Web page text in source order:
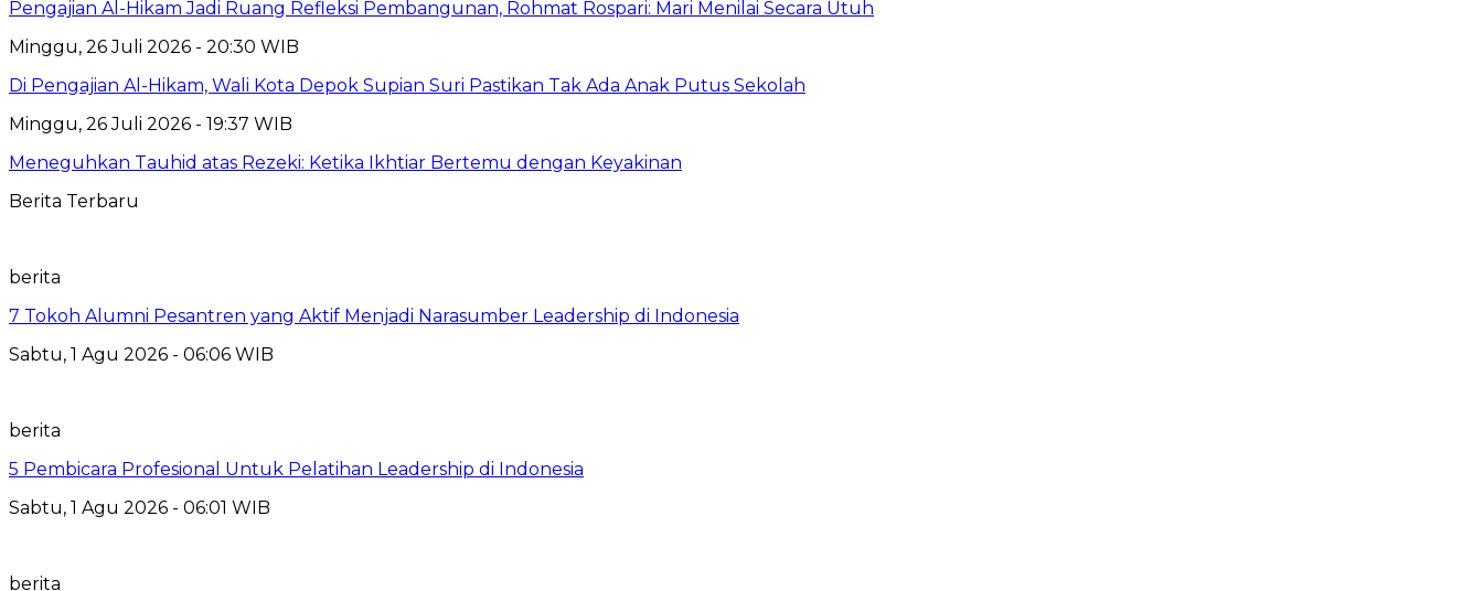
Pengajian Al-Hikam Jadi Ruang Refleksi Pembangunan, Rohmat Rospari: Mari Menilai Secara Utuh
Minggu, 26 Juli 2026 - 20:30 WIB
Di Pengajian Al-Hikam, Wali Kota Depok Supian Suri Pastikan Tak Ada Anak Putus Sekolah
Minggu, 26 Juli 2026 - 19:37 WIB
Meneguhkan Tauhid atas Rezeki: Ketika Ikhtiar Bertemu dengan Keyakinan
Berita Terbaru
berita
7 Tokoh Alumni Pesantren yang Aktif Menjadi Narasumber Leadership di Indonesia
Sabtu, 1 Agu 2026 - 06:06 WIB
berita
5 Pembicara Profesional Untuk Pelatihan Leadership di Indonesia
Sabtu, 1 Agu 2026 - 06:01 WIB
berita